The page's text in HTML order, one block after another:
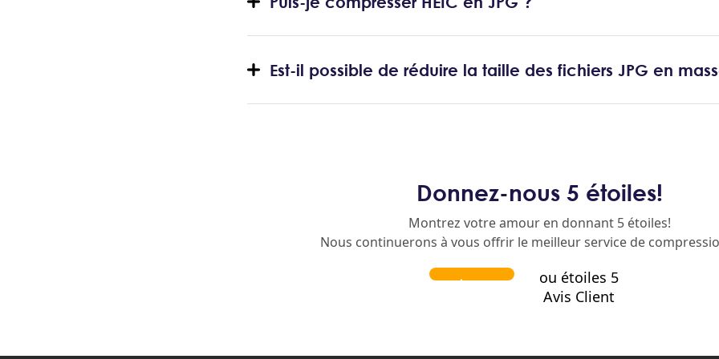
Est-il possible de réduire la taille des fichiers JPG en
Donnez-nous 5 étoiles!
Montrez votre amour en donnant 5 étoiles!
Nous continuerons à vous offrir le meilleur service de
ou étoiles 5
Avis Client